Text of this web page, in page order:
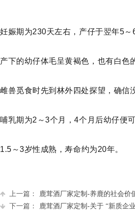
妊娠期为230天左右，产仔于翌年5
产下的幼仔体毛呈黄褐色，也有白色
雌兽觅食时先到林外四处探望，确信
哺乳期为2～3个月，4个月后幼仔便
1.5～3岁性成熟，寿命约为20年。
上一篇：
鹿茸酒厂家定制-养鹿的社会价
下一篇：
鹿茸酒厂家定制-关于 “新质企